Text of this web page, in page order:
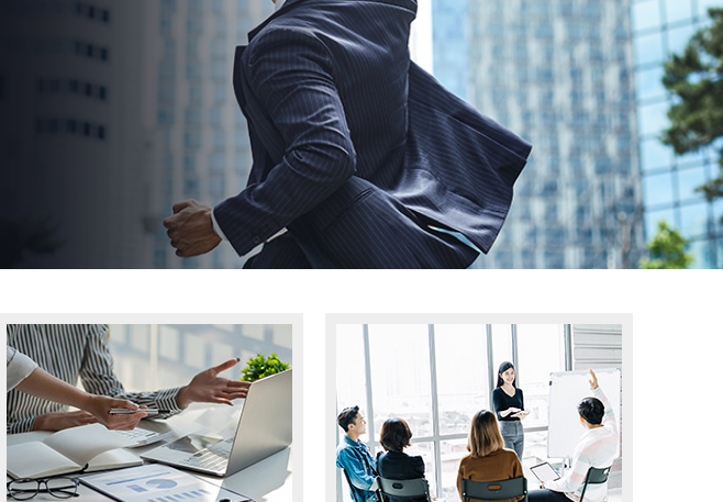
데일리 헬스 브런치 마스터
조리기능사 필기
한식조리 기능사
양식조리 기능사
일식조리 기능사
중식조리 기능사
고객상담센터
온라인상담신청
수강료조회
시간표조회